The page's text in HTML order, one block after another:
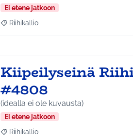
Ei etene jatkoon
Rajaa tulokset teeman mukaan: Riihikallio
Riihikallio
Kiipeilyseinä
#4808
(idealla ei ole kuvausta)
Ei etene jatkoon
Rajaa tulokset teeman mukaan: Riihikallio
Riihikallio